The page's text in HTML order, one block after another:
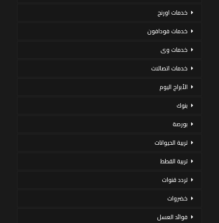
خدمات اورنج
خدمات فودافون
خدمات وى
خدمات اتصالات
الأبراج اليوم
بنوك
بورصة
تربية الحيوانات
تربية القطط
تردد قنوات
خضروات
فوائد العسل